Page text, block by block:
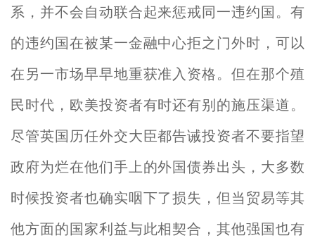
系，并不会自动联合起来惩戒同一违约国。有
的违约国在被某一金融中心拒之门外时，可以
在另一市场早早地重获准入资格。但在那个殖
民时代，欧美投资者有时还有别的施压渠道。
尽管英国历任外交大臣都告诫投资者不要指望
政府为烂在他们手上的外国债券出头，大多数
时候投资者也确实咽下了损失，但当贸易等其
他方面的国家利益与此相契合，其他强国也有